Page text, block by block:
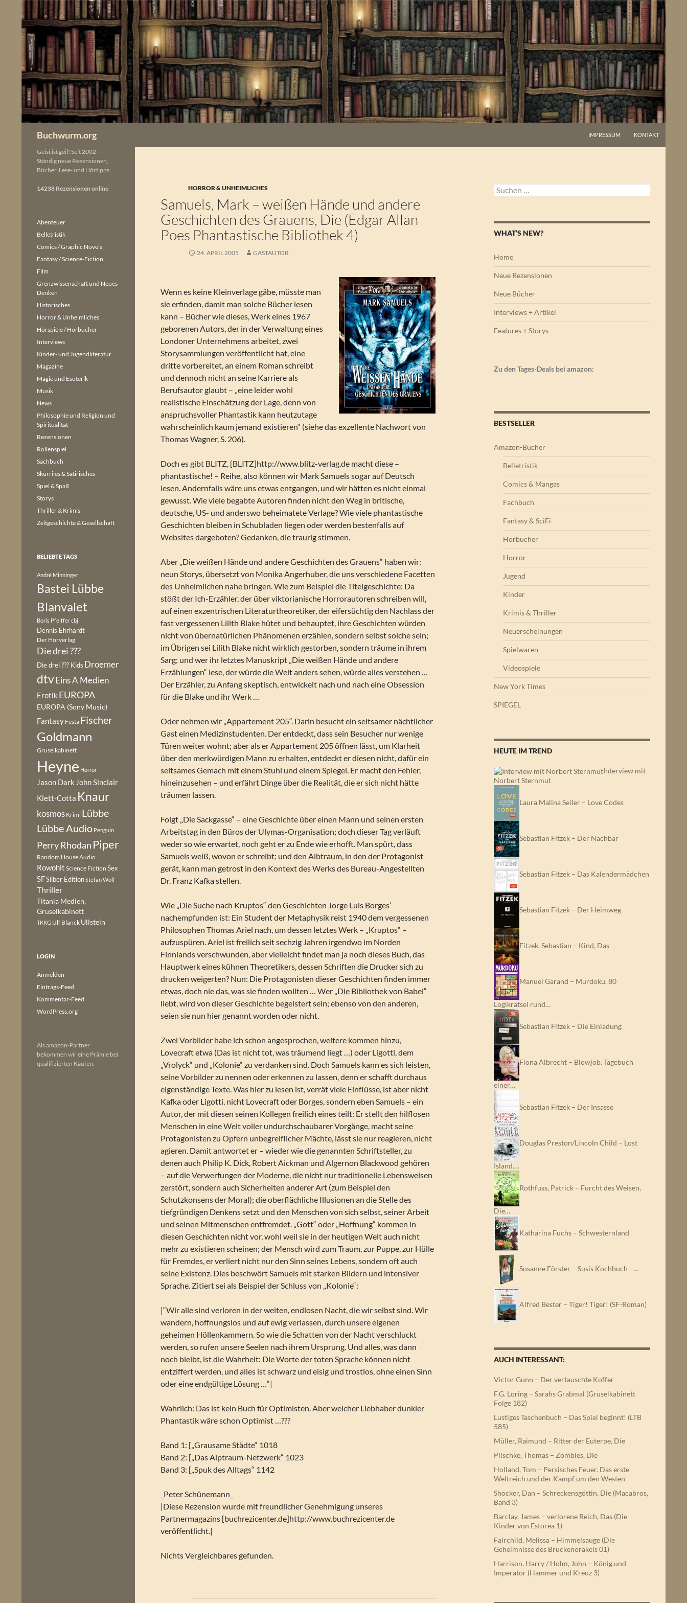
springen
Buchwurm.org IMPRESSUM KONTAKT
HORROR & UNHEIMLICHES
Samuels, Mark – weißen Hände und andere
Geschichten des Grauens, Die (Edgar Allan
Poes Phantastische Bibliothek 4)
24. APRIL 2005 GASTAUTOR
Wenn es keine Kleinverlage gäbe, müsste man
sie erfinden, damit man solche Bücher lesen
kann – Bücher wie dieses, Werk eines 1967
geborenen Autors, der in der Verwaltung eines
Londoner Unternehmens arbeitet, zwei
Storysammlungen veröffentlicht hat, eine
dritte vorbereitet, an einem Roman schreibt
und dennoch nicht an seine Karriere als
Berufsautor glaubt – „eine leider wohl
realistische Einschätzung der Lage, denn von
anspruchsvoller Phantastik kann heutzutage
wahrscheinlich kaum jemand existieren“ (siehe das exzellente Nachwort von
Thomas Wagner, S. 206).
Doch es gibt BLITZ, [BLITZ]http://www.blitz-verlag.de macht diese –
phantastische! – Reihe, also können wir Mark Samuels sogar auf Deutsch
lesen. Andernfalls wäre uns etwas entgangen, und wir hätten es nicht einmal
gewusst. Wie viele begabte Autoren finden nicht den Weg in britische,
deutsche, US- und anderswo beheimatete Verlage? Wie viele phantastische
Geschichten bleiben in Schubladen liegen oder werden bestenfalls auf
Websites dargeboten? Gedanken, die traurig stimmen.
Aber „Die weißen Hände und andere Geschichten des Grauens“ haben wir:
neun Storys, übersetzt von Monika Angerhuber, die uns verschiedene Facetten
des Unheimlichen nahe bringen. Wie zum Beispiel die Titelgeschichte: Da
stößt der Ich-Erzähler, der über viktorianische Horrorautoren schreiben will,
auf einen exzentrischen Literaturtheoretiker, der eifersüchtig den Nachlass der
fast vergessenen Lilith Blake hütet und behauptet, ihre Geschichten würden
nicht von übernatürlichen Phänomenen erzählen, sondern selbst solche sein;
im Übrigen sei Lilith Blake nicht wirklich gestorben, sondern träume in ihrem
Sarg; und wer ihr letztes Manuskript „Die weißen Hände und andere
Erzählungen“ lese, der würde die Welt anders sehen, würde alles verstehen …
Der Erzähler, zu Anfang skeptisch, entwickelt nach und nach eine Obsession
für die Blake und ihr Werk …
Oder nehmen wir „Appartement 205“. Darin besucht ein seltsamer nächtlicher
Gast einen Medizinstudenten. Der entdeckt, dass sein Besucher nur wenige
Türen weiter wohnt; aber als er Appartement 205 öffnen lässt, um Klarheit
über den merkwürdigen Mann zu erhalten, entdeckt er diesen nicht, dafür ein
seltsames Gemach mit einem Stuhl und einem Spiegel. Er macht den Fehler,
hineinzusehen – und erfährt Dinge über die Realität, die er sich nicht hätte
träumen lassen.
Folgt „Die Sackgasse“ – eine Geschichte über einen Mann und seinen ersten
Arbeitstag in den Büros der Ulymas-Organisation; doch dieser Tag verläuft
weder so wie erwartet, noch geht er zu Ende wie erhofft. Man spürt, dass
Samuels weiß, wovon er schreibt; und den Albtraum, in den der Protagonist
gerät, kann man getrost in den Kontext des Werks des Bureau-Angestellten
Dr. Franz Kafka stellen.
Wie „Die Suche nach Kruptos“ den Geschichten Jorge Luis Borges’
nachempfunden ist: Ein Student der Metaphysik reist 1940 dem vergessenen
Philosophen Thomas Ariel nach, um dessen letztes Werk – „Kruptos“ –
aufzuspüren. Ariel ist freilich seit sechzig Jahren irgendwo im Norden
Finnlands verschwunden, aber vielleicht findet man ja noch dieses Buch, das
Hauptwerk eines kühnen Theoretikers, dessen Schriften die Drucker sich zu
drucken weigerten? Nun: Die Protagonisten dieser Geschichten finden immer
etwas, doch nie das, was sie finden wollten … Wer „Die Bibliothek von Babel“
liebt, wird von dieser Geschichte begeistert sein; ebenso von den anderen,
seien sie nun hier genannt worden oder nicht.
Zwei Vorbilder habe ich schon angesprochen, weitere kommen hinzu,
Lovecraft etwa (Das ist nicht tot, was träumend liegt …) oder Ligotti, dem
„Vrolyck“ und „Kolonie“ zu verdanken sind. Doch Samuels kann es sich leisten,
seine Vorbilder zu nennen oder erkennen zu lassen, denn er schafft durchaus
eigenständige Texte. Was hier zu lesen ist, verrät viele Einflüsse, ist aber nicht
Kafka oder Ligotti, nicht Lovecraft oder Borges, sondern eben Samuels – ein
Autor, der mit diesen seinen Kollegen freilich eines teilt: Er stellt den hilflosen
Menschen in eine Welt voller undurchschaubarer Vorgänge, macht seine
Protagonisten zu Opfern unbegreiflicher Mächte, lässt sie nur reagieren, nicht
agieren. Damit antwortet er – wieder wie die genannten Schriftsteller, zu
denen auch Philip K. Dick, Robert Aickman und Algernon Blackwood gehören
– auf die Verwerfungen der Moderne, die nicht nur traditionelle Lebensweisen
zerstört, sondern auch Sicherheiten anderer Art (zum Beispiel den
Schutzkonsens der Moral); die oberflächliche Illusionen an die Stelle des
tiefgründigen Denkens setzt und den Menschen von sich selbst, seiner Arbeit
und seinen Mitmenschen entfremdet. „Gott“ oder „Hoffnung“ kommen in
diesen Geschichten nicht vor, wohl weil sie in der heutigen Welt auch nicht
mehr zu existieren scheinen; der Mensch wird zum Traum, zur Puppe, zur Hülle
für Fremdes, er verliert nicht nur den Sinn seines Lebens, sondern oft auch
seine Existenz. Dies beschwört Samuels mit starken Bildern und intensiver
Sprache. Zitiert sei als Beispiel der Schluss von „Kolonie“:
|“Wir alle sind verloren in der weiten, endlosen Nacht, die wir selbst sind. Wir
wandern, hoffnungslos und auf ewig verlassen, durch unsere eigenen
geheimen Höllenkammern. So wie die Schatten von der Nacht verschluckt
werden, so rufen unsere Seelen nach ihrem Ursprung. Und alles, was dann
noch bleibt, ist die Wahrheit: Die Worte der toten Sprache können nicht
entziffert werden, und alles ist schwarz und eisig und trostlos, ohne einen Sinn
oder eine endgültige Lösung …“|
Wahrlich: Das ist kein Buch für Optimisten. Aber welcher Liebhaber dunkler
Phantastik wäre schon Optimist …???
Band 1: [„Grausame Städte“ 1018
Band 2: [„Das Alptraum-Netzwerk“ 1023
Band 3: [„Spuk des Alltags“ 1142
_Peter Schünemann_
|Diese Rezension wurde mit freundlicher Genehmigung unseres
Partnermagazins [buchrezicenter.de]http://www.buchrezicenter.de
veröffentlicht.|
Nichts Vergleichbares gefunden.
Suchen
nach:
WHAT’S NEW?
Home
Neue Rezensionen
Neue Bücher
Interviews + Artikel
Features + Storys
Zu den Tages-Deals bei amazon:
BESTSELLER
Amazon-Bücher
Belletristik
Comics & Mangas
Fachbuch
Fantasy & SciFi
Hörbücher
Horror
Jugend
Kinder
Krimis & Thriller
Neuerscheinungen
Spielwaren
Videospiele
New York Times
SPIEGEL
HEUTE IM TREND
Interview mit
Norbert Sternmut
Laura Malina Seiler – Love Codes
Sebastian Fitzek – Der Nachbar
Sebastian Fitzek – Das Kalendermädchen
Sebastian Fitzek – Der Heimweg
Fitzek, Sebastian – Kind, Das
Manuel Garand – Murdoku. 80
Logikrätsel rund…
Sebastian Fitzek – Die Einladung
Fiona Albrecht – Blowjob. Tagebuch
einer…
Sebastian Fitzek – Der Insasse
Douglas Preston/Lincoln Child – Lost
Island.…
Rothfuss, Patrick – Furcht des Weisen,
Die…
Katharina Fuchs – Schwesternland
Susanne Förster – Susis Kochbuch –…
Alfred Bester – Tiger! Tiger! (SF-Roman)
AUCH INTERESSANT:
Victor Gunn – Der vertauschte Koffer
F.G. Loring – Sarahs Grabmal (Gruselkabinett
Folge 182)
Lustiges Taschenbuch – Das Spiel beginnt! (LTB
585)
Müller, Raimund – Ritter der Euterpe, Die
Plischke, Thomas – Zombies, Die
Holland, Tom – Persisches Feuer. Das erste
Weltreich und der Kampf um den Westen
Shocker, Dan – Schreckensgöttin, Die (Macabros,
Band 3)
Barclay, James – verlorene Reich, Das (Die
Kinder von Estorea 1)
Fairchild, Melissa – Himmelsauge (Die
Geheimnisse des Brückenorakels 01)
Harrison, Harry / Holm, John – König und
Imperator (Hammer und Kreuz 3)
Geist ist geil! Seit 2002 –
Ständig neue Rezensionen,
Bücher, Lese- und Hörtipps
14238 Rezensionen online
Abenteuer
Belletristik
Comics / Graphic Novels
Fantasy / Science-Fiction
Film
Grenzwissenschaft und Neues
Denken
Historisches
Horror & Unheimliches
Hörspiele / Hörbücher
Interviews
Kinder- und Jugendliteratur
Magazine
Magie und Esoterik
Musik
News
Philosophie und Religion und
Spiritualität
Rezensionen
Rollenspiel
Sachbuch
Skurriles & Satirisches
Spiel & Spaß
Storys
Thriller & Krimis
Zeitgeschichte & Gesellschaft
BELIEBTE TAGS
André Minninger
Bastei Lübbe
Blanvalet
Boris Pfeiffercbj
Dennis Ehrhardt
Der Hörverlag
Die drei ???
Die drei ??? Kids Droemer
dtvEins A Medien
Erotik EUROPA
EUROPA (Sony Music)
Fantasy Festa Fischer
Goldmann
Gruselkabinett
Heyne Horror
Jason Dark John Sinclair
Klett-Cotta Knaur
kosmos Krimi Lübbe
Lübbe Audio Penguin
Perry Rhodan Piper
Random House Audio
Rowohlt Science Fiction Sex
SFSilber EditionStefan Wolf
Thriller
Titania Medien,
Gruselkabinett
TKKG Ulf Blanck Ullstein
LOGIN
Anmelden
Eintrags-Feed
Kommentar-Feed
WordPress.org
Als amazon-Partner
bekommen wir eine Prämie bei
qualifizierten Käufen.